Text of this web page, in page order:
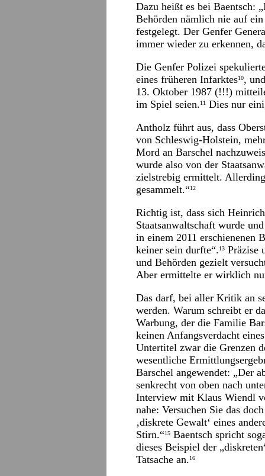
Dazu heißt es bei Baentsch:
Behörden nämlich nie auf
festgelegt. Der Genfer
immer wieder zu erkennen,
Die Genfer Polizei
eines früheren Infarktes10,
13. Oktober 1987 (!!!)
im Spiel seien.11 Dies nur
Antholz führt aus, dass
von Schleswig-Holstein,
Mord an Barschel
wurde also von der
zielstrebig ermittelt.
gesammelt.“12
Richtig ist, dass sich
Staatsanwaltschaft wurde
in einem 2011 erschienenen
keiner sein durfte“.13 Präzise
und Behörden gezielt
Aber ermittelte er wirklich
Das darf, bei aller Kritik an
werden. Warum schreibt er
Warbung, der die Familie
keinen Anfangsverdacht
Untertitel zwar die Grenzen
wesentliche
Barschel angewendet: „Der
senkrecht von oben nach
Interview mit Klaus Wiendl
nahe: Versuchen Sie das
‚diskrete Gewalt‘ eines
Stirn.“15 Baentsch spricht
dieses Beispiel der
Tatsache an.16